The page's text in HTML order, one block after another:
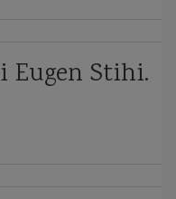
Eugen Stihi.